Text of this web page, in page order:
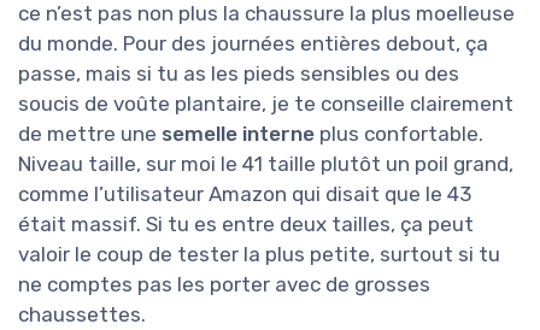
ce n’est pas non plus la chaussure la plus moelleuse
du monde. Pour des journées entières debout, ça
passe, mais si tu as les pieds sensibles ou des
soucis de voûte plantaire, je te conseille clairement
de mettre une semelle interne plus confortable.
Niveau taille, sur moi le 41 taille plutôt un poil grand,
comme l’utilisateur Amazon qui disait que le 43
était massif. Si tu es entre deux tailles, ça peut
valoir le coup de tester la plus petite, surtout si tu
ne comptes pas les porter avec de grosses
chaussettes.